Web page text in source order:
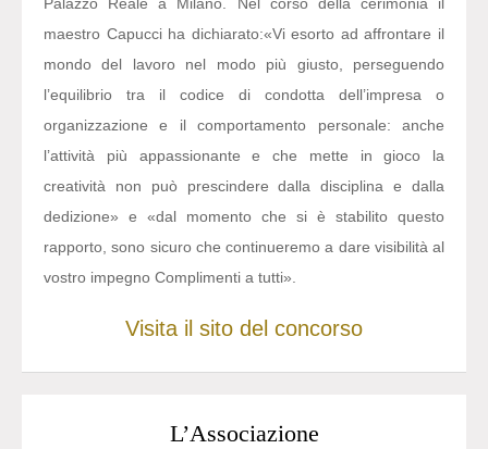
maestro Capucci ha dichiarato:«Vi esorto ad affrontare il
mondo del lavoro nel modo più giusto, perseguendo
l’equilibrio tra il codice di condotta dell’impresa o
organizzazione e il comportamento personale: anche
l’attività più appassionante e che mette in gioco la
creatività non può prescindere dalla disciplina e dalla
dedizione» e «dal momento che si è stabilito questo
rapporto, sono sicuro che continueremo a dare visibilità al
vostro impegno Complimenti a tutti».
Visita il sito del concorso
L’Associazione